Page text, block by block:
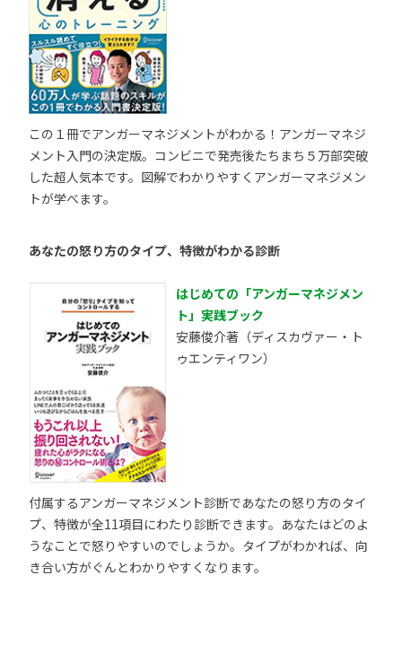
この１冊でアンガーマネジメントがわかる！アンガーマネジ
メント入門の決定版。コンビニで発売後たちまち５万部突破
した超人気本です。図解でわかりやすくアンガーマネジメン
トが学べます。
あなたの怒り方のタイプ、特徴がわかる診断
はじめての「アンガーマネジメン
ト」実践ブック
安藤俊介著（ディスカヴァー・ト
ゥエンティワン）
付属するアンガーマネジメント診断であなたの怒り方のタイ
プ、特徴が全11項目にわたり診断できます。あなたはどのよ
うなことで怒りやすいのでしょうか。タイプがわかれば、向
き合い方がぐんとわかりやすくなります。